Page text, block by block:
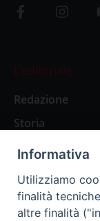
L’editoriale
Redazione
Storia
Abbonamenti
Abbonamento
Informativa
Utilizziamo
finalità
altre finalità